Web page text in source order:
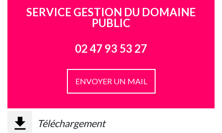
SERVICE GESTION DU DOMAINE
PUBLIC
02 47 93 53 27
ENVOYER UN MAIL
Téléchargement